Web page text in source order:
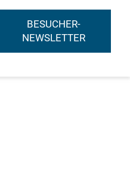
BESUCHER-
NEWSLETTER